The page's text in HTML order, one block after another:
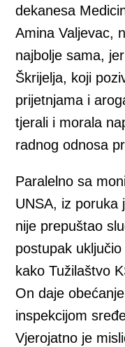
dekanesa
Amina Valjevac,
najbolje sama,
Škrijelja, koji
prijetnjama i
tjerali i morala
radnog odnosa
Paralelno sa
UNSA, iz poruka
nije prepuštao
postupak
kako Tužilaštvo
On daje
inspekcijom
Vjerojatno je